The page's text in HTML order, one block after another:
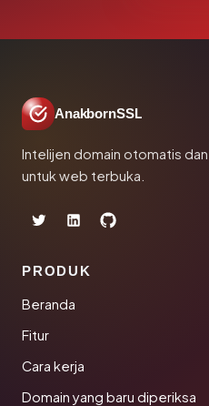
AnakbornSSL
Intelijen domain otomatis
untuk web terbuka.
PRODUK
Beranda
Fitur
Cara kerja
Domain yang baru diperiksa